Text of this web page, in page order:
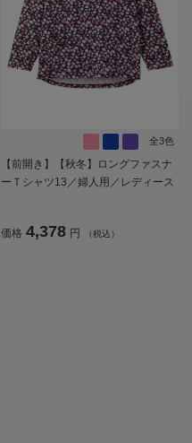
全3色
【前開き】【秋冬】ロングファスナ
ーＴシャツ13／婦人用／レディース
入欄付／ギフト／プレゼント【CF】
価格 4,378 円 （税込）